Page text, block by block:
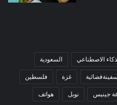
الاصطناعي السعودية
سفينةفضائية غزة فلسطين
جينيس نوبل هواتف